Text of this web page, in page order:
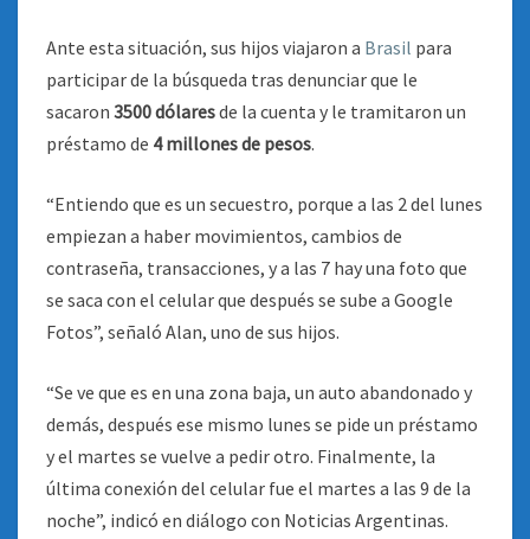
Ante esta situación, sus hijos viajaron a Brasil para
participar de la búsqueda tras denunciar que le
sacaron 3500 dólaresde la cuenta y le tramitaron un
préstamo de 4 millones de pesos.
“Entiendo que es un secuestro, porque a las 2 del lunes
empiezan a haber movimientos, cambios de
contraseña, transacciones, y a las 7 hay una foto que
se saca con el celular que después se sube a Google
Fotos”, señaló Alan, uno de sus hijos.
“Se ve que es en una zona baja, un auto abandonado y
demás, después ese mismo lunes se pide un préstamo
y el martes se vuelve a pedir otro. Finalmente, la
última conexión del celular fue el martes a las 9 de la
noche”, indicó en diálogo con Noticias Argentinas.